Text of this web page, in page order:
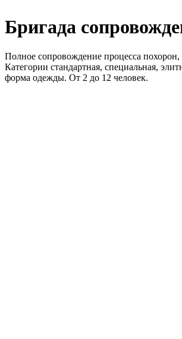
Бригада
Полное сопровождение процесса
Категории стандартная, специальная,
форма одежды. От 2 до 12 человек.